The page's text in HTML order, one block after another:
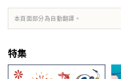
本頁面部分為自動翻譯。
特集